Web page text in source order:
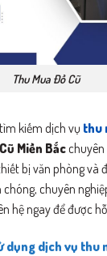
Thu Mua Đồ Cũ
kiếm dịch vụ thu
Miền Bắc
bị văn phòng và
chuyên
hệ ngay để được
dụng dịch vụ thu